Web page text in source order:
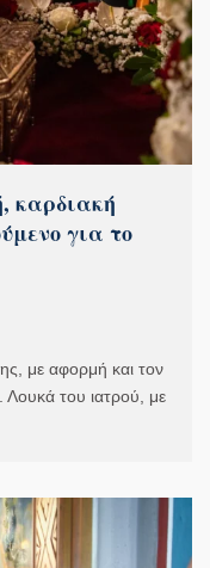
καρδιακή
για το
με αφορμή και τον
Λουκά του ιατρού, με